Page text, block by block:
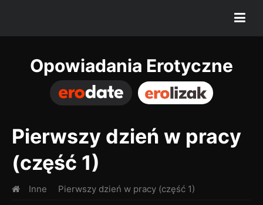
Opowiadania Erotyczne
Pierwszy dzień w pracy
(część 1)
Inne Pierwszy dzień w pracy (część 1)